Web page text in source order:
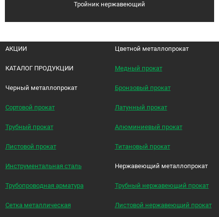
Тройник нержавеющий
АКЦИИ
КАТАЛОГ ПРОДУКЦИИ
Черный металлопрокат
Сортовой прокат
Трубный прокат
Листовой прокат
Инструментальная сталь
Трубопроводная арматура
Сетка металлическая
Цветной металлопрокат
Медный прокат
Бронзовый прокат
Латунный прокат
Алюминиевый прокат
Титановый прокат
Нержавеющий металлопрокат
Трубный нержавеющий прокат
Листовой нержавеющий прокат